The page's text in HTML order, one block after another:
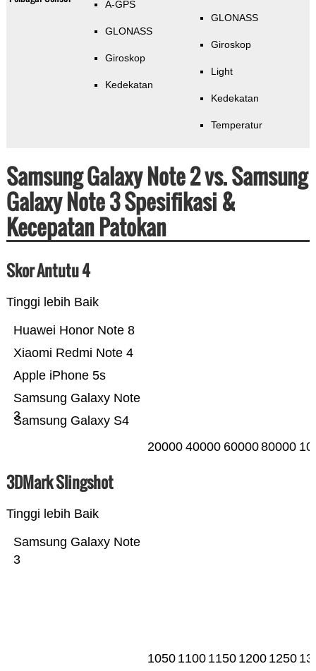
A-GPS
GLONASS
Giroskop
Kedekatan
GLONASS
Giroskop
Light
Kedekatan
Temperatur
Samsung Galaxy Note 2 vs. Samsung
Galaxy Note 3 Spesifikasi &
Kecepatan Patokan
Skor Antutu 4
Tinggi lebih Baik
Samsung Galaxy S4
Samsung Galaxy Note
3
Apple iPhone 5s
Xiaomi Redmi Note 4
Huawei Honor Note 8
20000 40000 6000080000
3DMark Slingshot
Tinggi lebih Baik
Samsung Galaxy Note
3
1050 1100 1150 1200 1250